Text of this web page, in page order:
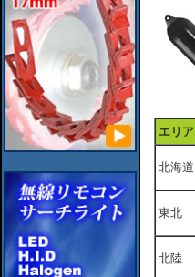
エリア
北海道
東北
北陸